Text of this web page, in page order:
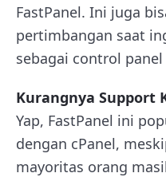
FastPanel. Ini juga
pertimbangan saat
sebagai control panel
Kurangnya Support
Yap, FastPanel ini
dengan cPanel,
mayoritas orang